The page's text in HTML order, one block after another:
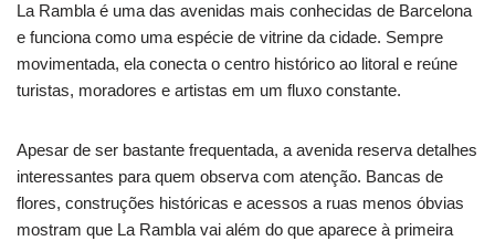
La Rambla é uma das avenidas mais conhecidas de Barcelona
e funciona como uma espécie de vitrine da cidade. Sempre
movimentada, ela conecta o centro histórico ao litoral e reúne
turistas, moradores e artistas em um fluxo constante.
Apesar de ser bastante frequentada, a avenida reserva detalhes
interessantes para quem observa com atenção. Bancas de
flores, construções históricas e acessos a ruas menos óbvias
mostram que La Rambla vai além do que aparece à primeira